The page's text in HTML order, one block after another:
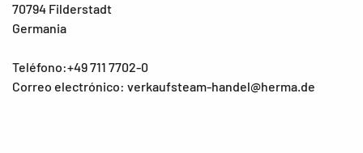
70794 Filderstadt
Germania
Teléfono:+49 711 7702-0
Correo electrónico: verkaufsteam-handel@herma.de